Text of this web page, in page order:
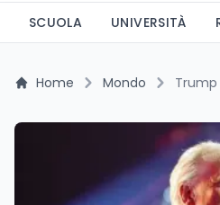
SCUOLA UNIVERSITÀ
Home Mondo